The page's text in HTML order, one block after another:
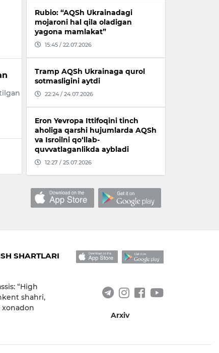
Rubio: “AQSh Ukrainadagi
mojaroni hal qila oladigan
yagona mamlakat”
15:45 / 22.07.2026
Tramp AQSh Ukrainaga qurol
sotmasligini aytdi
22:24 / 24.07.2026
Eron Yevropa Ittifoqini tinch
aholiga qarshi hujumlarda AQSh
va Isroilni qo‘llab-
quvvatlaganlikda aybladi
12:27 / 25.07.2026
SHARTLARI
“High
shahri,
xonadon
Arxiv